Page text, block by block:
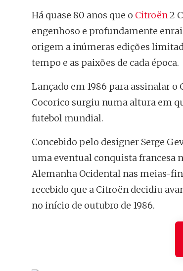
Há quase 80 anos que o Citroën2
engenhoso e profundamente
origem a inúmeras edições
tempo e as paixões de cada época.
Lançado em 1986 para assinalar
Cocorico surgiu numa altura em
futebol mundial.
Concebido pelo designer Serge
uma eventual conquista francesa
Alemanha Ocidental nas meias-
recebido que a Citroën decidiu
no início de outubro de 1986.